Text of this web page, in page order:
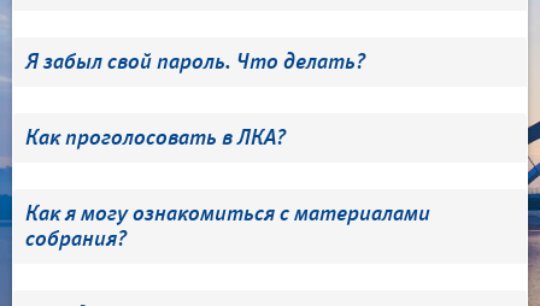
Я забыл свой пароль. Что делать?
Как проголосовать в ЛКА?
Как я могу ознакомиться с материалами
собрания?